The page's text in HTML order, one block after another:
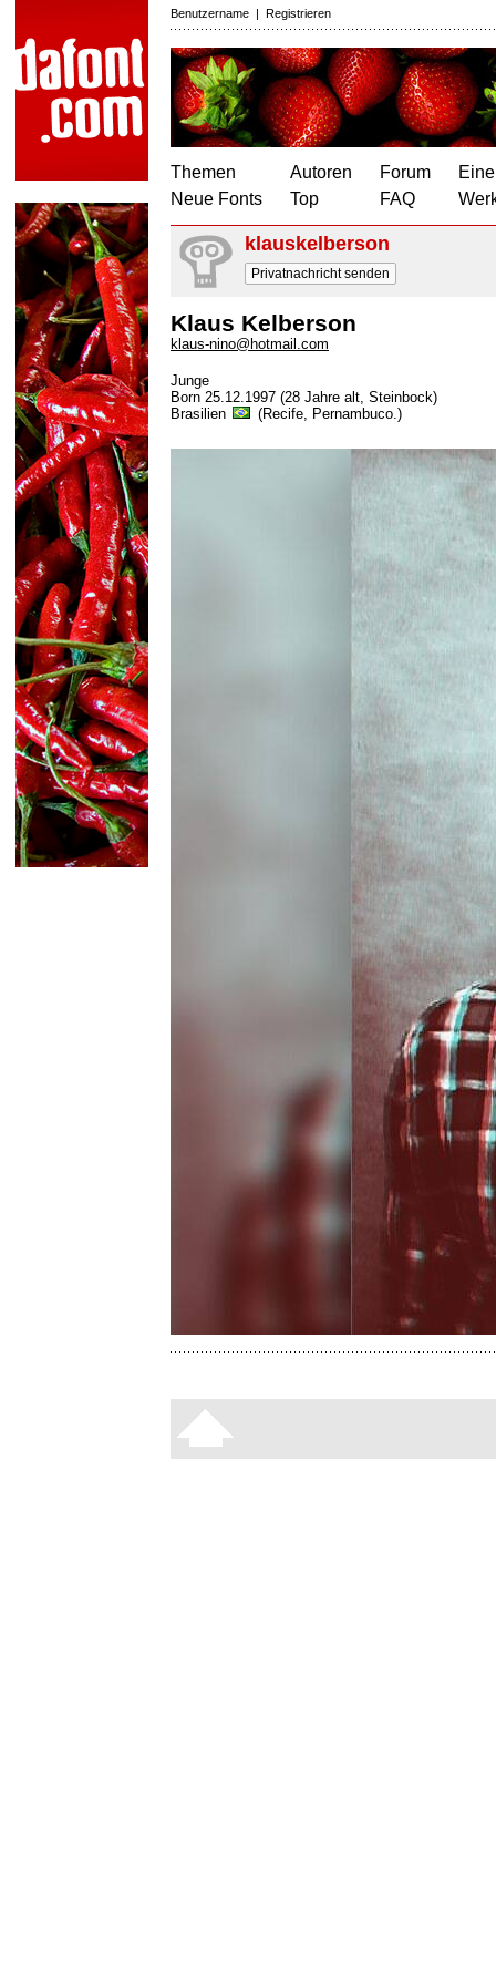
Benutzername | Registrieren
Themen
Neue Fonts
Autoren
Top
Forum
FAQ
klauskelberson
Privatnachricht senden
Klaus Kelberson
klaus-nino@hotmail.com
Junge
Born 25.12.1997 (28 Jahre alt, Steinbock)
Brasilien
(Recife, Pernambuco.)